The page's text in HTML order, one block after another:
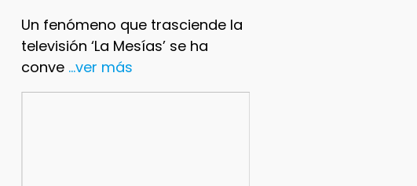
Un fenómeno que trasciende la
televisión ‘La Mesías’ se ha
conve ...ver más